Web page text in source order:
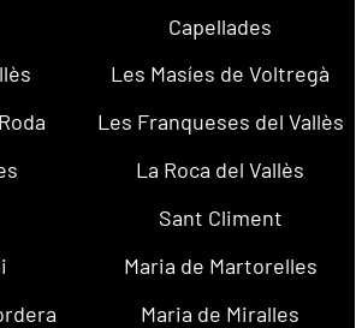
Capellades
Les Masíes de Voltregà
Les Franqueses del Vallès
La Roca del Vallès
Sant Climent
Maria de Martorelles
Maria de Miralles